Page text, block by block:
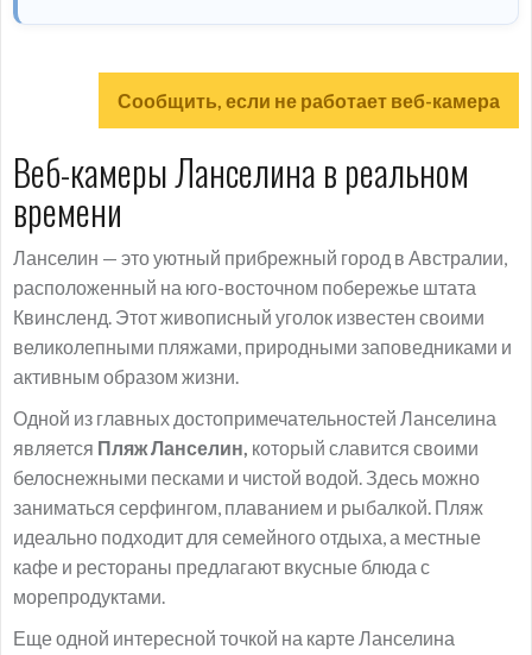
Сообщить, если не работает веб-камера
Веб-камеры Ланселина в реальном
времени
Ланселин — это уютный прибрежный город в Австралии,
расположенный на юго-восточном побережье штата
Квинсленд. Этот живописный уголок известен своими
великолепными пляжами, природными заповедниками и
активным образом жизни.
Одной из главных достопримечательностей Ланселина
является Пляж Ланселин, который славится своими
белоснежными песками и чистой водой. Здесь можно
заниматься серфингом, плаванием и рыбалкой. Пляж
идеально подходит для семейного отдыха, а местные
кафе и рестораны предлагают вкусные блюда с
морепродуктами.
Еще одной интересной точкой на карте Ланселина